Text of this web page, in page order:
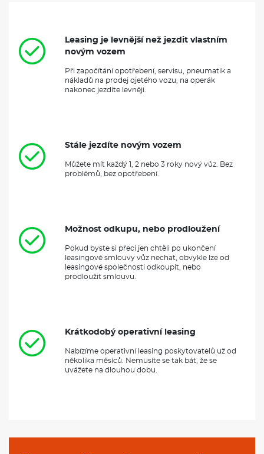
Leasing je levnější než jezdit vlastním
novým vozem
Při započítání opotřebení, servisu, pneumatik a
nákladů na prodej ojetého vozu, na operák
nakonec jezdíte levněji.
Stále jezdíte novým vozem
Můžete mít každý 1, 2 nebo 3 roky nový vůz. Bez
problémů, bez opotřebení.
Možnost odkupu, nebo prodloužení
Pokud byste si přeci jen chtěli po ukončení
leasingové smlouvy vůz nechat, obvykle lze od
leasingové společnosti odkoupit, nebo
prodloužit smlouvu.
Krátkodobý operativní leasing
Nabízíme operativní leasing poskytovatelů už od
několika měsíců. Nemusíte se tak bát, že se
uvážete na dlouhou dobu.